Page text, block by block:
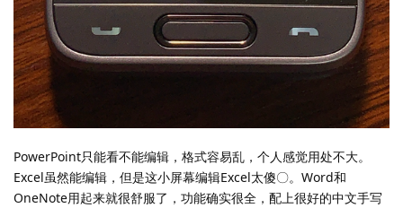
PowerPoint只能看不能编辑，格式容易乱，个人感觉用处不大。
Excel虽然能编辑，但是这小屏幕编辑Excel太傻〇。Word和
OneNote用起来就很舒服了，功能确实很全，配上很好的中文手写